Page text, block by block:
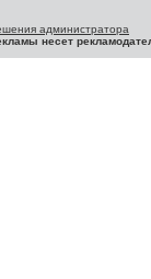
администратора
несет